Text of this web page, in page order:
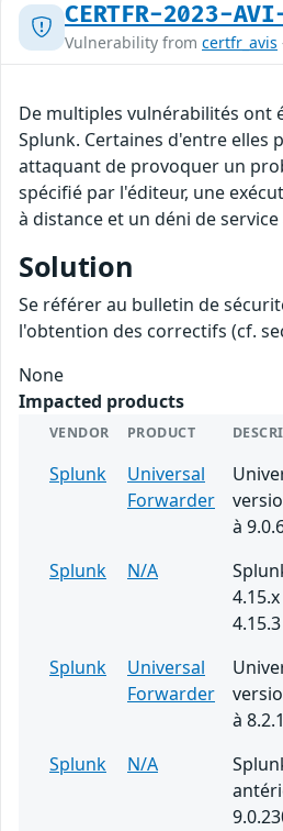
CERTFR-2023-
Vulnerability from certfr_avis
De multiples vulnérabilités ont
Splunk. Certaines d'entre elles
attaquant de provoquer un
spécifié par l'éditeur, une
à distance et un déni de service
Solution
Se référer au bulletin de
l'obtention des correctifs (cf.
None
Impacted products
VENDOR PRODUCT
Splunk
Universal
Forwarder
à
Splunk
N/A
4.15.3
Splunk
Universal
Forwarder
à
Splunk
N/A